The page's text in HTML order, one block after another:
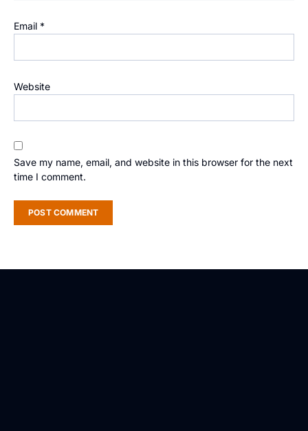
Email *
Website
Save my name, email, and website in this browser for the next
time I comment.